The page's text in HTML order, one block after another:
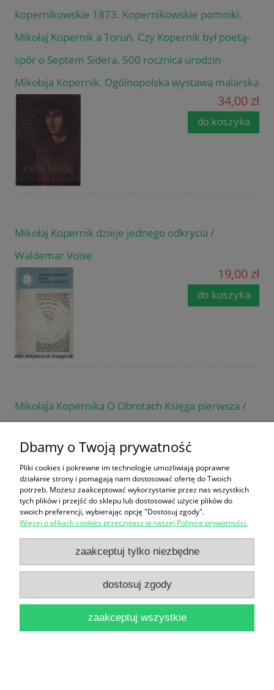
kopernikowskie 1873. Kopernikowskie pomniki.
Mikołaj Kopernik a Toruń. Czy Kopernik był poetą-
spór o Septem Sidera. 500 rocznica urodzin
Mikołaja Kopernik. Ogólnopolska wystawa malarska
34,00 zł
do koszyka
Mikołaj Kopernik dzieje jednego odkrycia /
Waldemar Voise
19,00 zł
do koszyka
Mikołaja Kopernika O Obrotach Księga pierwsza /
Brożek
5,00 zł
do koszyka
Astronomia w Toruniu mieście Mikołaja Kopernika
Dbamy o Twoją prywatność
Pliki cookies i pokrewne im technologie umożliwiają poprawne
działanie strony i pomagają nam dostosować ofertę do Twoich
potrzeb. Możesz zaakceptować wykorzystanie przez nas wszystkich
tych plików i przejść do sklepu lub dostosować użycie plików do
swoich preferencji, wybierając opcję "Dostosuj zgody".
Więcej o plikach cookies przeczytasz w naszej Polityce prywatności.
zaakceptuj tylko niezbędne
dostosuj zgody
zaakceptuj wszystkie